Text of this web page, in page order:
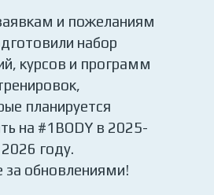
и пожеланиям
набор
курсов и программ
планируется
на #1BODY в 2025-
2026 году.
за обновлениями!